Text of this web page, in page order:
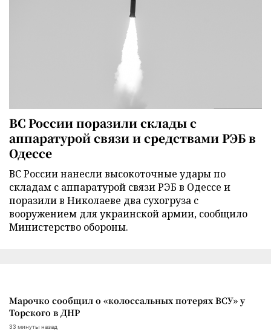
ВС России поразили склады с
аппаратурой связи и средствами РЭБ в
Одессе
ВС России нанесли высокоточные удары по
складам с аппаратурой связи РЭБ в Одессе и
поразили в Николаеве два сухогруза с
вооружением для украинской армии, сообщило
Министерство обороны.
Марочко сообщил о «колоссальных потерях ВСУ» у
Торского в ДНР
33 минуты назад